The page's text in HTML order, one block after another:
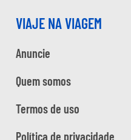
VIAJE NA VIAGEM
Anuncie
Quem somos
Termos de uso
Política de privacidade